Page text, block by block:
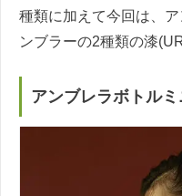
種類に加えて今回は、
ンブラーの2種類の漆
アンブレラボトルミ